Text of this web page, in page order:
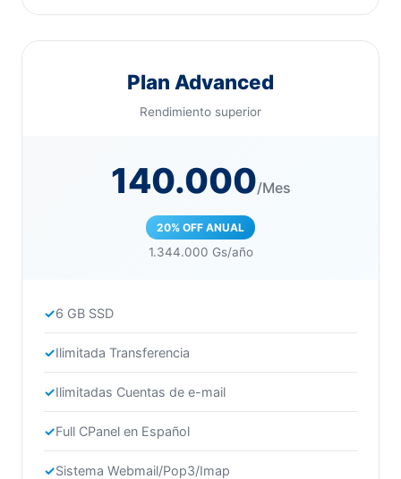
Plan Advanced
Rendimiento superior
140.000/Mes
20% OFF ANUAL
1.344.000 Gs/año
6 GB SSD
Ilimitada Transferencia
Ilimitadas Cuentas de e-mail
Full CPanel en Español
Sistema Webmail/Pop3/Imap